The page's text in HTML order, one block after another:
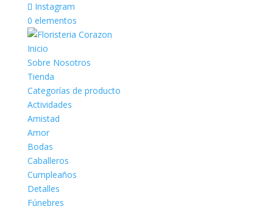
Instagram
0 elementos
Inicio
Sobre Nosotros
Tienda
Categorías de producto
Actividades
Amistad
Amor
Bodas
Caballeros
Cumpleaños
Detalles
Fúnebres